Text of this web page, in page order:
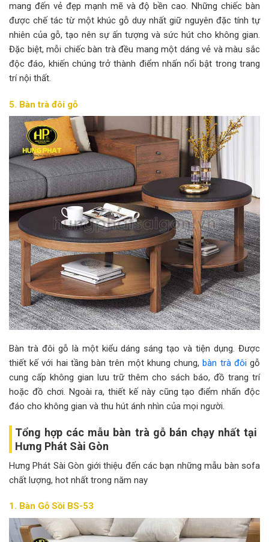
mang đến vẻ đẹp mạnh mẽ và độ bền cao. Những chiếc bàn
được chế tác từ một khúc gỗ duy nhất giữ nguyên đặc tính tự
nhiên của gỗ, tạo nên sự ấn tượng và sức hút cho không gian.
Đặc biệt, mỗi chiếc bàn trà đều mang một dáng vẻ và màu sắc
độc đáo, khiến chúng trở thành điểm nhấn nổi bật trong trang
trí nội thất.
5. Bàn trà đôi gỗ
Bàn trà đôi gỗ là một kiểu dáng sáng tạo và tiện dụng. Được
thiết kế với hai tầng bàn trên một khung chung, bàn trà đôigỗ
cung cấp không gian lưu trữ thêm cho sách báo, đồ trang trí
hoặc đồ chơi. Ngoài ra, thiết kế này cũng tạo điểm nhấn độc
đáo cho không gian và thu hút ánh nhìn của mọi người.
Tổng hợp các mẫu bàn trà gỗ bán chạy nhất tại
Hưng Phát Sài Gòn
Hưng Phát Sài Gòn giới thiệu đến các bạn những mẫu bàn sofa
chất lượng, hot nhất trong năm nay
1. Bàn Gỗ Sồi BS-53